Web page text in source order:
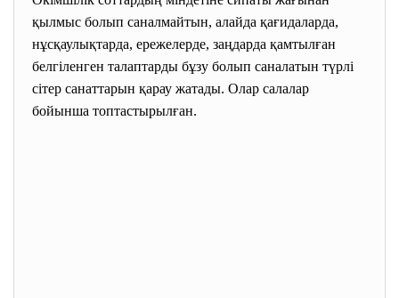
қылмыс болып саналмайтын, алайда қағидаларда,
нұсқаулықтарда, ережелерде, заңдарда қамтылған
белгіленген талаптарды бұзу болып саналатын түрлі
сітер санаттарын қарау жатады. Олар салалар
бойынша топтастырылған.